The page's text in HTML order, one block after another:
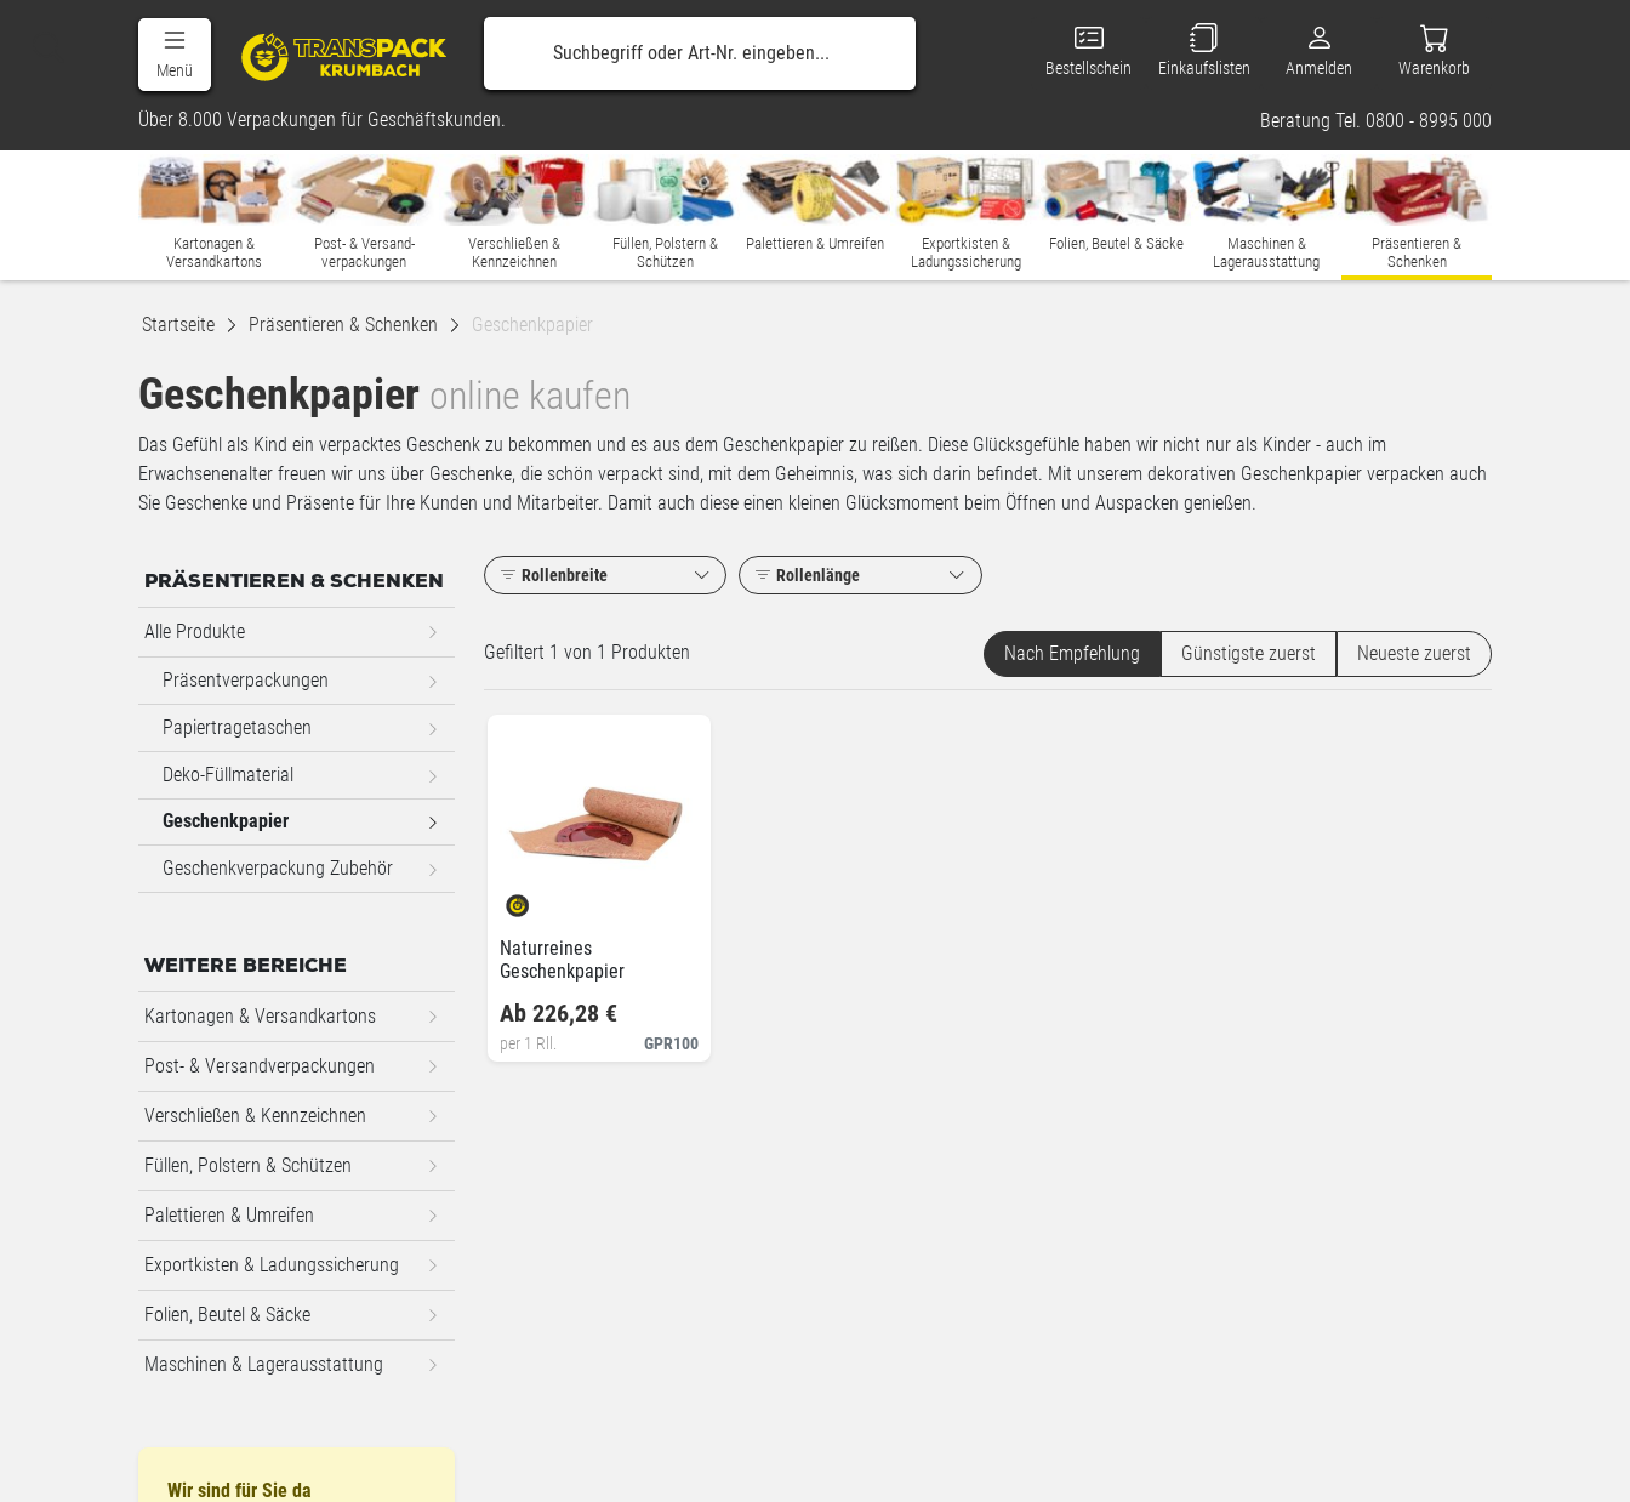
Menü Bestellschein Einkaufslisten Anmelden Warenkorb
Über 8.000 Verpackungen für Geschäftskunden. Beratung Tel. 0800 - 8995 000
Kartonagen &
Versandkartons
Post- & Versand-
verpackungen
Verschließen &
Kennzeichnen
Füllen, Polstern &
Schützen
Palettieren & Umreifen
Exportkisten &
Ladungssicherung
Folien, Beutel & Säcke
Maschinen &
Lagerausstattung
Präsentieren &
Schenken
Startseite Präsentieren & Schenken Geschenkpapier
Geschenkpapier online kaufen
Das Gefühl als Kind ein verpacktes Geschenk zu bekommen und es aus dem Geschenkpapier zu reißen. Diese Glücksgefühle haben wir nicht nur als Kinder - auch im
Erwachsenenalter freuen wir uns über Geschenke, die schön verpackt sind, mit dem Geheimnis, was sich darin befindet. Mit unserem dekorativen Geschenkpapier verpacken auch
Sie Geschenke und Präsente für Ihre Kunden und Mitarbeiter. Damit auch diese einen kleinen Glücksmoment beim Öffnen und Auspacken genießen.
Rollenbreite Rollenlänge
Gefiltert 1 von 1 Produkten Nach Empfehlung Günstigste zuerst Neueste zuerst
Naturreines
Geschenkpapier
GPR100
Ab 226,28 €
per 1 Rll.
PRÄSENTIEREN & SCHENKEN
Alle Produkte
Präsentverpackungen
Papiertragetaschen
Deko-Füllmaterial
Geschenkpapier
Geschenkverpackung Zubehör
WEITERE BEREICHE
Kartonagen & Versandkartons
Post- & Versandverpackungen
Verschließen & Kennzeichnen
Füllen, Polstern & Schützen
Palettieren & Umreifen
Exportkisten & Ladungssicherung
Folien, Beutel & Säcke
Maschinen & Lagerausstattung
Wir sind für Sie da